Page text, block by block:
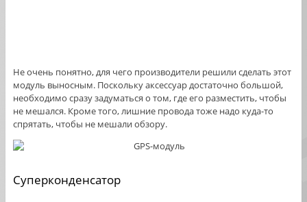
Не очень понятно, для чего производители решили сделать этот
модуль выносным. Поскольку аксессуар достаточно большой,
необходимо сразу задуматься о том, где его разместить, чтобы
не мешался. Кроме того, лишние провода тоже надо куда-то
спрятать, чтобы не мешали обзору.
Суперконденсатор